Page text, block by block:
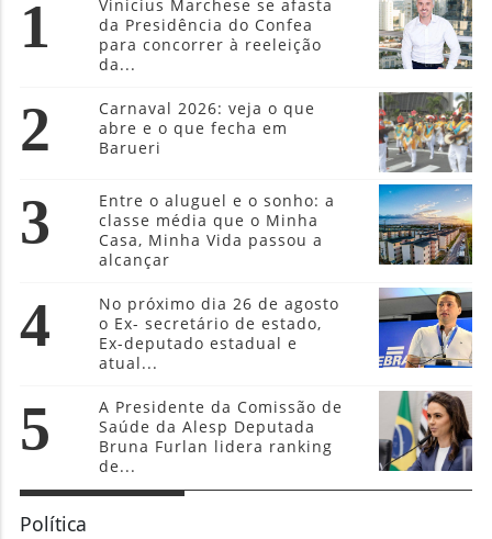
1
Vinicius Marchese se afasta
da Presidência do Confea
para concorrer à reeleição
da...
2
Carnaval 2026: veja o que
abre e o que fecha em
Barueri
3
Entre o aluguel e o sonho: a
classe média que o Minha
Casa, Minha Vida passou a
alcançar
4
No próximo dia 26 de agosto
o Ex- secretário de estado,
Ex-deputado estadual e
atual...
5
A Presidente da Comissão de
Saúde da Alesp Deputada
Bruna Furlan lidera ranking
de...
Política